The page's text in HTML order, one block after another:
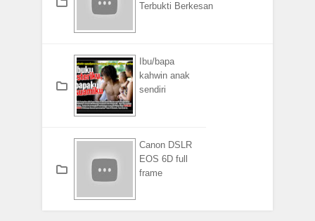
Terbukti Berkesan
Ibu/bapa
kahwin anak
sendiri
Canon DSLR
EOS 6D full
frame